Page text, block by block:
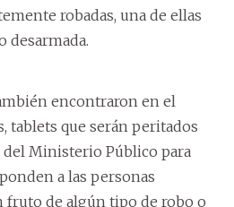
robadas, una de ellas
desarmada.
encontraron en el
tablets que serán peritados
del Ministerio Público para
a las personas
fruto de algún tipo de robo o